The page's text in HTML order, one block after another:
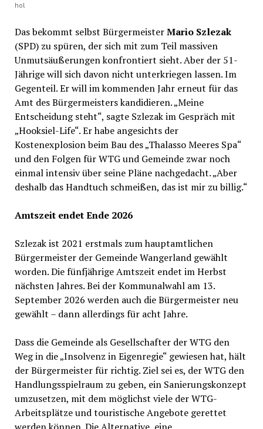
hol
Das bekommt selbst BürgermeisterMario Szlezak
(SPD) zu spüren, der sich mit zum Teil massiven
Unmutsäußerungen konfrontiert sieht. Aber der 51-
Jährige will sich davon nicht unterkriegen lassen. Im
Gegenteil. Er will im kommenden Jahr erneut für das
Amt des Bürgermeisters kandidieren. „Meine
Entscheidung steht“, sagte Szlezak im Gespräch mit
„Hooksiel-Life“. Er habe angesichts der
Kostenexplosion beim Bau des „Thalasso Meeres Spa“
und den Folgen für WTG und Gemeinde zwar noch
einmal intensiv über seine Pläne nachgedacht. „Aber
deshalb das Handtuch schmeißen, das ist mir zu billig.“
Amtszeit endet Ende 2026
Szlezak ist 2021 erstmals zum hauptamtlichen
Bürgermeister der Gemeinde Wangerland gewählt
worden. Die fünfjährige Amtszeit endet im Herbst
nächsten Jahres. Bei der Kommunalwahl am 13.
September 2026 werden auch die Bürgermeister neu
gewählt – dann allerdings für acht Jahre.
Dass die Gemeinde als Gesellschafter der WTG den
Weg in die „Insolvenz in Eigenregie“ gewiesen hat, hält
der Bürgermeister für richtig. Ziel sei es, der WTG den
Handlungsspielraum zu geben, ein Sanierungskonzept
umzusetzen, mit dem möglichst viele der WTG-
Arbeitsplätze und touristische Angebote gerettet